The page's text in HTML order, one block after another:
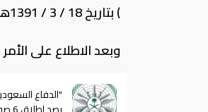
) بتاريخ 18 / 3 / 1391هـ .
وبعد الاطلاع على الأمر الملكي رقم
"الدفاع